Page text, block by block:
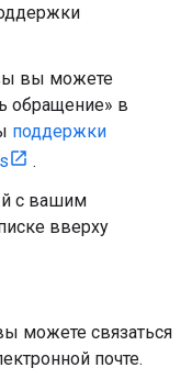
вы можете
обращение» в
поддержки
.
с вашим
вверху
можете связаться
почте.